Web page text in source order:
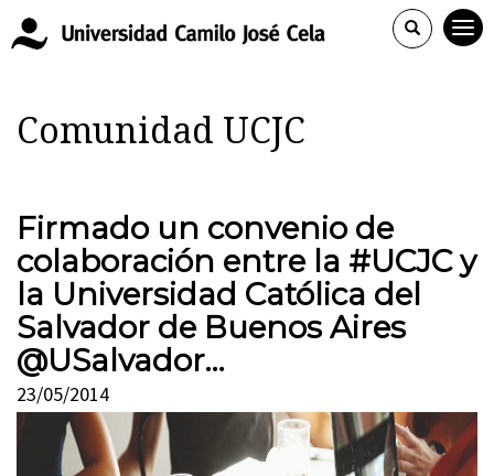
Comunidad UCJC
Firmado un convenio de
colaboración entre la #UCJC y
la Universidad Católica del
Salvador de Buenos Aires
@USalvador…
23/05/2014